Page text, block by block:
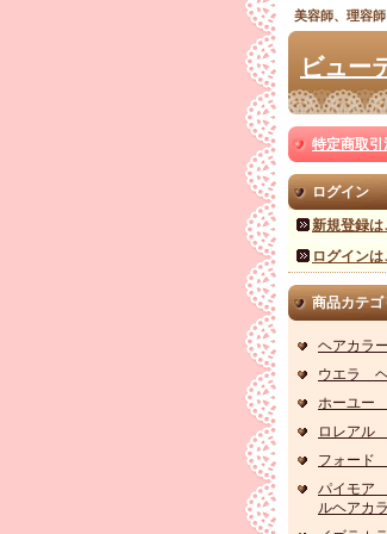
美容師、理容
ビュー
特定商取引
ログイン
新規登録は
ログインは
商品カテゴ
ヘアカラー
ウエラ
ホーユー
ロレアル
フォード
パイモア
ルヘアカ